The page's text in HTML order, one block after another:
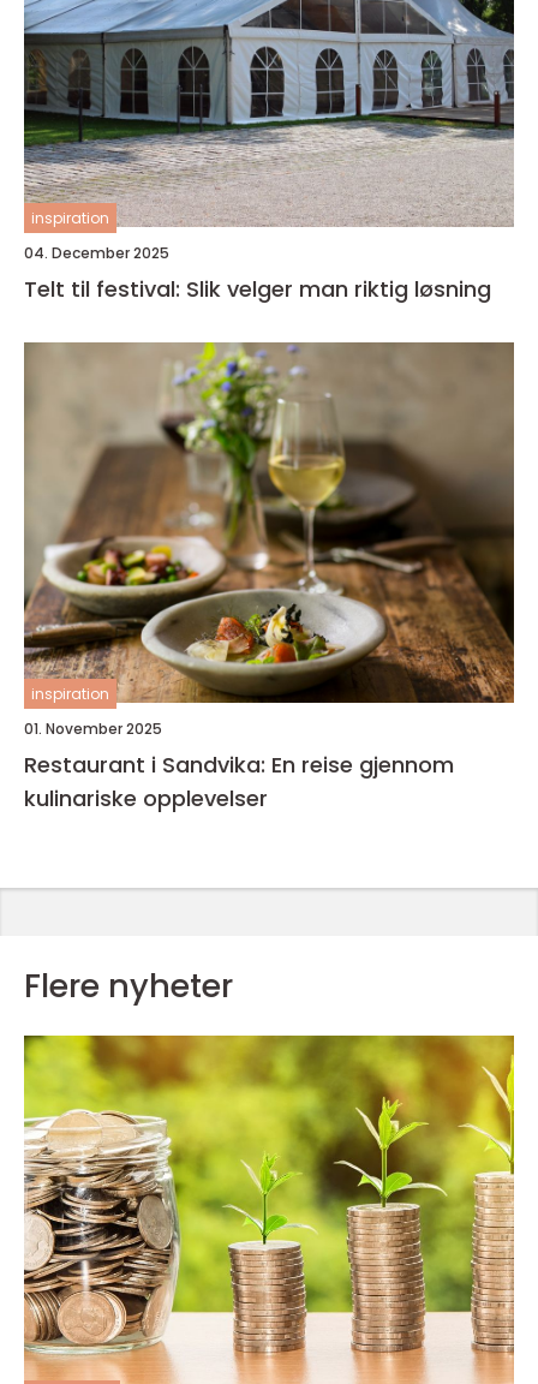
inspiration
04. December 2025
Telt til festival: Slik velger man riktig løsning
inspiration
01. November 2025
Restaurant i Sandvika: En reise gjennom
kulinariske opplevelser
Flere nyheter